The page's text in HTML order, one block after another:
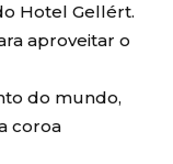
Hotel Gellért.
aproveitar o
do mundo,
coroa